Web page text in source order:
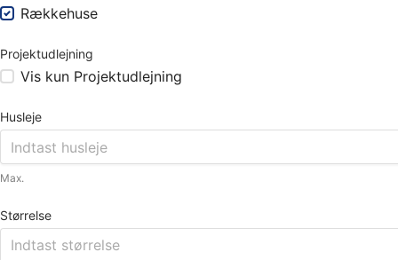
Rækkehuse
Projektudlejning
Vis kun Projektudlejning
Husleje
Max.
Størrelse